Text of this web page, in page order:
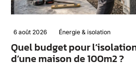
6 août 2026 Énergie & isolation
Quel budget pour
d’une maison de 100m2 ?